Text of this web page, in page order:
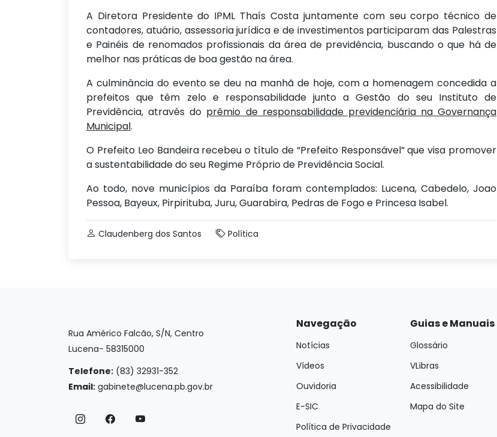
A Diretora Presidente do IPML Thaís Costa juntamente com seu corpo técnico de
contadores, atuário, assessoria jurídica e de investimentos participaram das Palestras
e Painéis de renomados profissionais da área de previdência, buscando o que há de
melhor nas práticas de boa gestão na área.
A culminância do evento se deu na manhã de hoje, com a homenagem concedida a
prefeitos que têm zelo e responsabilidade junto a Gestão do seu Instituto de
Previdência, através do prêmio de responsabilidade previdenciária na Governança
Municipal.
O Prefeito Leo Bandeira recebeu o título de “Prefeito Responsável” que visa promover
a sustentabilidade do seu Regime Próprio de Previdência Social.
Ao todo, nove municípios da Paraíba foram contemplados: Lucena, Cabedelo, Joao
Pessoa, Bayeux, Pirpirituba, Juru, Guarabira, Pedras de Fogo e Princesa Isabel.
Claudenberg dos Santos Política
Rua Américo Falcão, S/N, Centro
Lucena- 58315000
Telefone: (83) 32931-352
Email: gabinete@lucena.pb.gov.br
Navegação
Notícias
Vídeos
Ouvidoria
E-SIC
Política de Privacidade
Guias e Manuais
Glossário
VLibras
Acessibilidade
Mapa do Site